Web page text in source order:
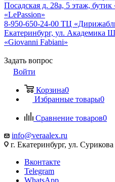
Посадская д. 28а, 5 этаж,
«LePassion»
8-950-650-24-00 ТЦ
Екатеринбург, ул. Академика
«Giovanni Fabiani»
Задать вопрос
Войти
Корзина0
Избранные товары0
Сравнение товаров0
info@veraalex.ru
г. Екатеринбург, ул.
Вконтакте
Telegram
WhatsApp